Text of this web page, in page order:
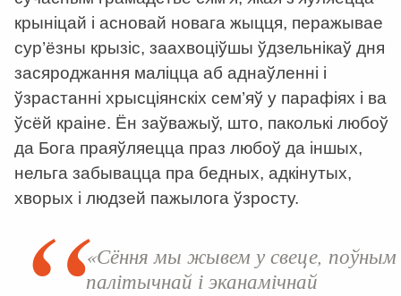
крыніцай і асновай новага жыцця, перажывае
сур’ёзны крызіс, заахвоціўшы ўдзельнікаў дня
засяроджання маліцца аб аднаўленні і
ўзрастанні хрысціянскіх сем’яў у парафіях і ва
ўсёй краіне. Ён заўважыў, што, паколькі любоў
да Бога праяўляецца праз любоў да іншых,
нельга забывацца пра бедных, адкінутых,
хворых і людзей пажылога ўзросту.
«Сёння мы жывем у свеце, поўным
палітычнай і эканамічнай